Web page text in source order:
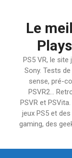
Le
PS5 VR, le site
Sony. Tests
sense, pré-
PSVR2…
PSVR et
jeux PS5 et
gaming, des